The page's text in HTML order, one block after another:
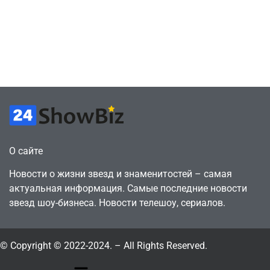
О сайте
Новости о жизни звезд и знаменитостей – самая
актуальная информация. Самые последние новости
звезд шоу-бизнеса. Новости телешоу, сериалов.
© Copyright © 2022-2024. – All Rights Reserved.